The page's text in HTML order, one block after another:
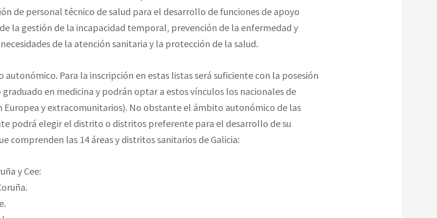
de personal técnico de salud para el desarrollo de funciones de apoyo
la gestión de la incapacidad temporal, prevención de la enfermedad y
de la atención sanitaria y la protección de la salud.
Para la inscripción en estas listas será suficiente con la posesión
en medicina y podrán optar a estos vínculos los nacionales de
Europea y extracomunitarios). No obstante el ámbito autonómico de las
podrá elegir el distrito o distritos preferente para el desarrollo de su
comprenden las 14 áreas y distritos sanitarios de Galicia:
y Cee: